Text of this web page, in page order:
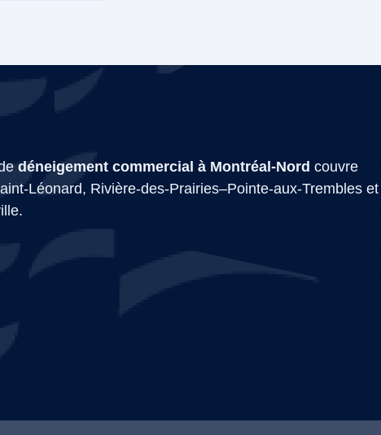
déneigement commercial à Montréal-Nord couvre
Léonard, Rivière-des-Prairies–Pointe-aux-Trembles et